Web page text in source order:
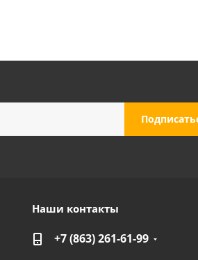
Наши контакты
+7 (863) 261-61-99